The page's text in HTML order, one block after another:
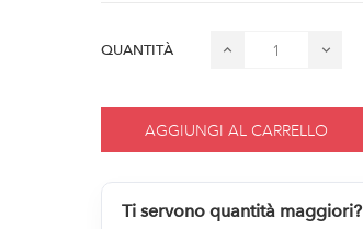
QUANTITÀ
AGGIUNGI AL CARRELLO
Ti servono quantità maggiori?